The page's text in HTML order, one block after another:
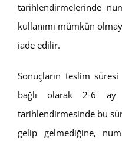
tarihlendirmelerinde
kullanımı mümkün
iade edilir.
Sonuçların teslim
bağlı olarak 2-6 ay
tarihlendirmesinde bu
gelip gelmediğine,